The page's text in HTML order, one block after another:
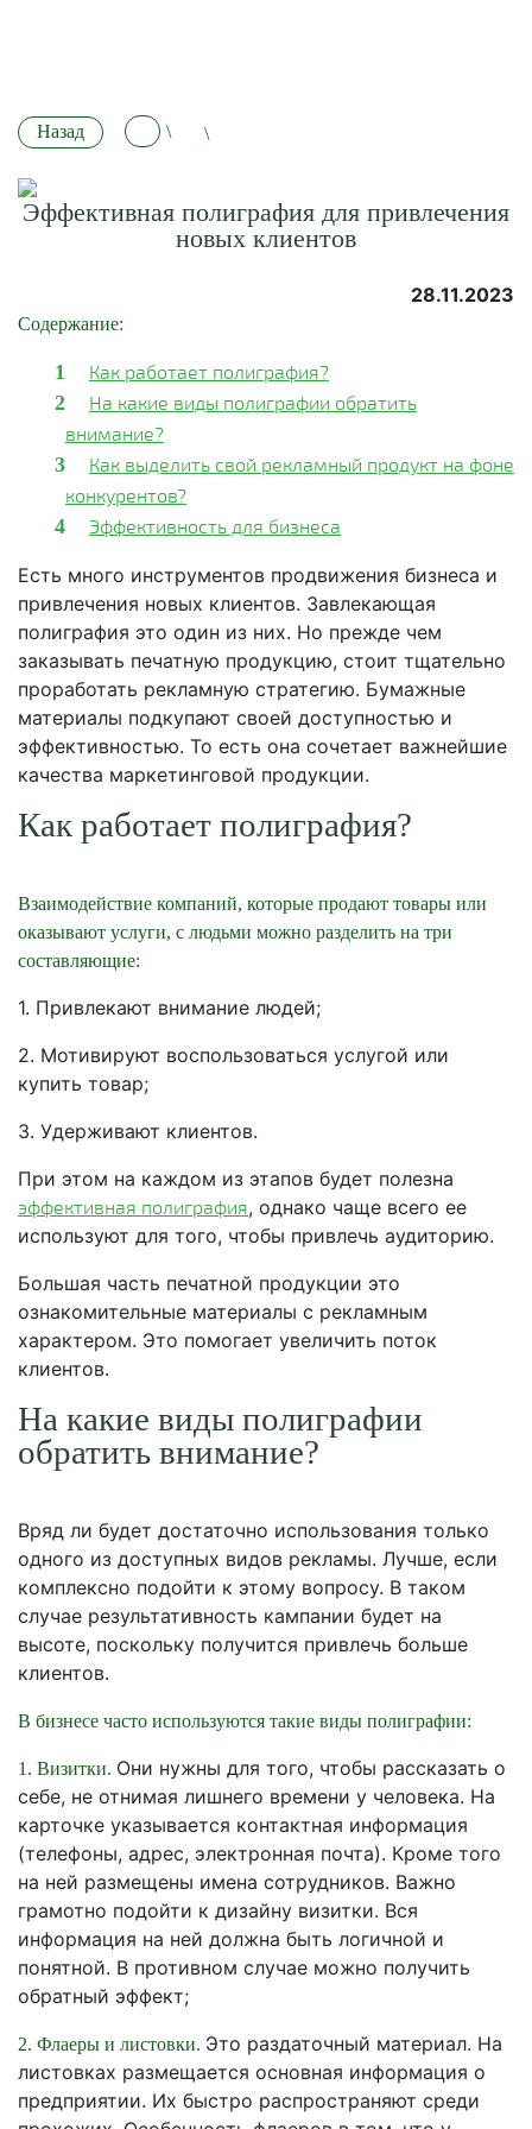
Назад \ \
Эффективная полиграфия для привлечения
новых клиентов
28.11.2023
Содержание:
Как работает полиграфия?
На какие виды полиграфии обратить
внимание?
Как выделить свой рекламный продукт на фоне
конкурентов?
Эффективность для бизнеса
Есть много инструментов продвижения бизнеса и
привлечения новых клиентов. Завлекающая
полиграфия это один из них. Но прежде чем
заказывать печатную продукцию, стоит тщательно
проработать рекламную стратегию. Бумажные
материалы подкупают своей доступностью и
эффективностью. То есть она сочетает важнейшие
качества маркетинговой продукции.
Как работает полиграфия?
Взаимодействие компаний, которые продают товары или
оказывают услуги, с людьми можно разделить на три
составляющие:
1. Привлекают внимание людей;
2. Мотивируют воспользоваться услугой или
купить товар;
3. Удерживают клиентов.
При этом на каждом из этапов будет полезна
эффективная полиграфия, однако чаще всего ее
используют для того, чтобы привлечь аудиторию.
Большая часть печатной продукции это
ознакомительные материалы с рекламным
характером. Это помогает увеличить поток
клиентов.
На какие виды полиграфии
обратить внимание?
Вряд ли будет достаточно использования только
одного из доступных видов рекламы. Лучше, если
комплексно подойти к этому вопросу. В таком
случае результативность кампании будет на
высоте, поскольку получится привлечь больше
клиентов.
В бизнесе часто используются такие виды полиграфии:
1. Визитки. Они нужны для того, чтобы рассказать о
себе, не отнимая лишнего времени у человека. На
карточке указывается контактная информация
(телефоны, адрес, электронная почта). Кроме того
на ней размещены имена сотрудников. Важно
грамотно подойти к дизайну визитки. Вся
информация на ней должна быть логичной и
понятной. В противном случае можно получить
обратный эффект;
2. Флаеры и листовки. Это раздаточный материал. На
листовках размещается основная информация о
предприятии. Их быстро распространяют среди